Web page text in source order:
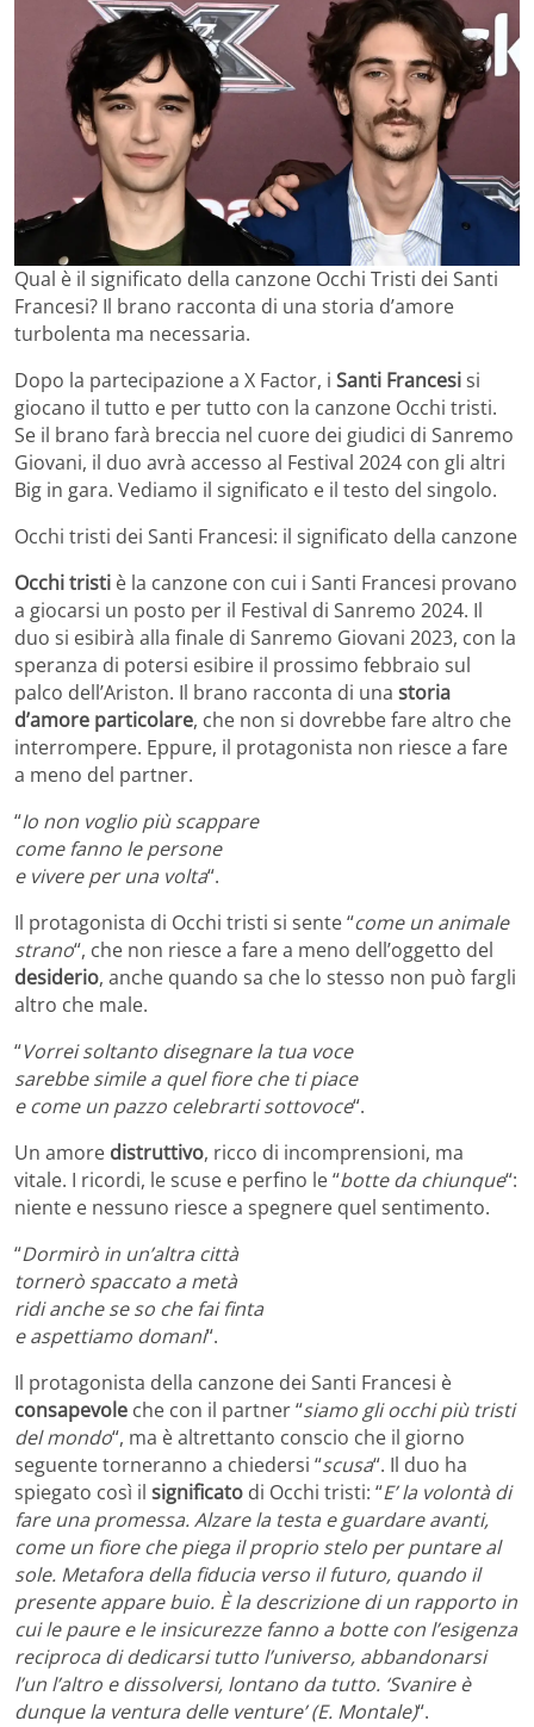
Qual è il significato della canzone Occhi Tristi dei Santi
Francesi? Il brano racconta di una storia d’amore
turbolenta ma necessaria.
Dopo la partecipazione a X Factor, i Santi Francesisi
giocano il tutto e per tutto con la canzone Occhi tristi.
Se il brano farà breccia nel cuore dei giudici di Sanremo
Giovani, il duo avrà accesso al Festival 2024 con gli altri
Big in gara. Vediamo il significato e il testo del singolo.
Occhi tristi dei Santi Francesi: il significato della canzone
Occhi tristi è la canzone con cui i Santi Francesi provano
a giocarsi un posto per il Festival di Sanremo 2024. Il
duo si esibirà alla finale di Sanremo Giovani 2023, con la
speranza di potersi esibire il prossimo febbraio sul
palco dell’Ariston. Il brano racconta di una storia
d’amore particolare, che non si dovrebbe fare altro che
interrompere. Eppure, il protagonista non riesce a fare
a meno del partner.
“Io non voglio più scappare
come fanno le persone
e vivere per una volta“.
Il protagonista di Occhi tristi si sente “come un animale
strano“, che non riesce a fare a meno dell’oggetto del
desiderio, anche quando sa che lo stesso non può fargli
altro che male.
“Vorrei soltanto disegnare la tua voce
sarebbe simile a quel fiore che ti piace
e come un pazzo celebrarti sottovoce“.
Un amore distruttivo, ricco di incomprensioni, ma
vitale. I ricordi, le scuse e perfino le “botte da chiunque“:
niente e nessuno riesce a spegnere quel sentimento.
“Dormirò in un’altra città
tornerò spaccato a metà
ridi anche se so che fai finta
e aspettiamo domani“.
Il protagonista della canzone dei Santi Francesi è
consapevole che con il partner “siamo gli occhi più tristi
del mondo“, ma è altrettanto conscio che il giorno
seguente torneranno a chiedersi “scusa“. Il duo ha
spiegato così il significato di Occhi tristi: “E’ la volontà di
fare una promessa. Alzare la testa e guardare avanti,
come un fiore che piega il proprio stelo per puntare al
sole. Metafora della fiducia verso il futuro, quando il
presente appare buio. È la descrizione di un rapporto in
cui le paure e le insicurezze fanno a botte con l’esigenza
reciproca di dedicarsi tutto l’universo, abbandonarsi
l’un l’altro e dissolversi, lontano da tutto. ‘Svanire è
dunque la ventura delle venture’ (E. Montale)“.